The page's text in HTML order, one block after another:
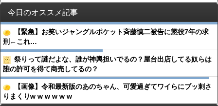
今日のオススメ記事
【緊急】お笑いジャングルポケット斉藤慎二被告に懲役7年の求
刑←これ…
祭りって謎だよな、誰が神輿担いでるの？屋台出店してる奴らは
誰の許可を得て商売してるの？
【画像】令和最新版のあのちゃん、可愛過ぎてワイらにブッ刺さ
りまくりw w w w w w